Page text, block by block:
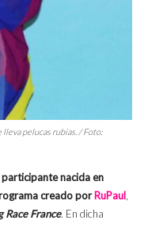
lleva pelucas rubias. / Foto:
nacida en
creado porRuPaul,
Race France. En dicha